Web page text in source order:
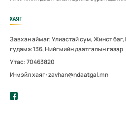
ХАЯГ
Завхан аймаг, Улиастай сум, Жинст
гудамж 136, Нийгмийн даатгалын газар
Утас: 70463820
И-мэйл хаяг: zavhan@ndaatgal.mn